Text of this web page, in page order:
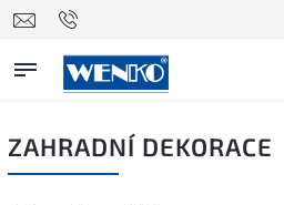
ZAHRADNÍ DEKORACE